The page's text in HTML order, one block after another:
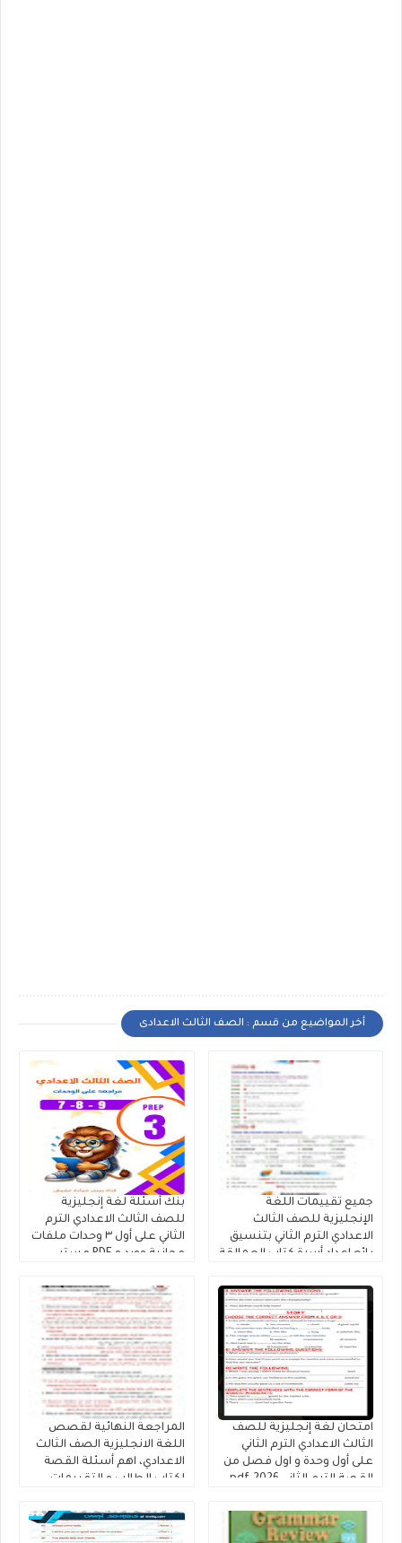
أخر المواضيع من قسم : الصف الثالث الاعدادى
جميع تقييمات اللغة
الإنجليزية للصف الثالث
الاعدادي الترم الثاني بتنسيق
رائع إعداد أسرة كتاب العمالقة
بنك أسئلة لغة إنجليزية
للصف الثالث الاعدادي الترم
الثاني على أول ٣ وحدات ملفات
مجانية وورد و PDF مستر
امتحان لغة إنجليزية للصف
الثالث الاعدادي الترم الثاني
على أول وحدة و اول فصل من
القصة الترم الثاني 2026.pdf
المراجعة النهائية لقصص
اللغة الانجليزية الصف الثالث
الاعدادي، اهم أسئلة القصة
لكتاب الطالب و التقييمات
كتاب فايف ستارز